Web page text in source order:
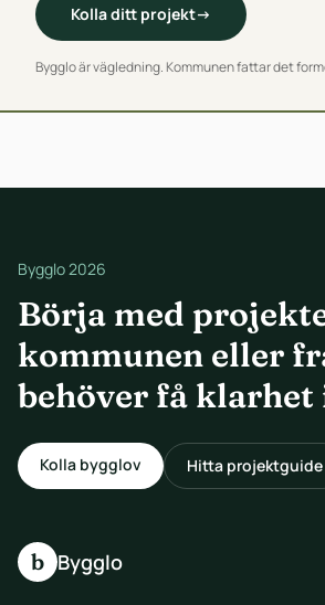
Kolla ditt projekt→
Bygglo är vägledning. Kommunen fattar det
Bygglo 2026
Börja med
kommunen eller
behöver få klarhet
Kolla bygglov Hitta projektguide
b Bygglo